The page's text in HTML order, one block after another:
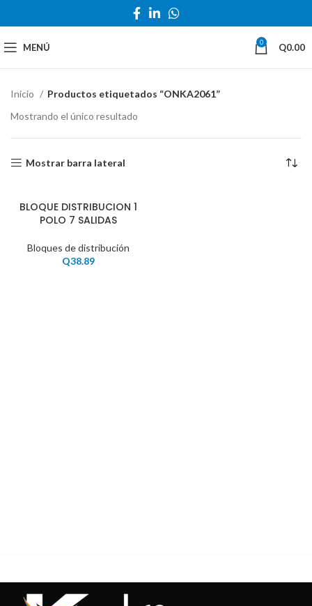
MENÚ 0 Q0.00
Inicio
Productos etiquetados “ONKA2061”
Mostrando el único resultado
Mostrar barra lateral
BLOQUE DISTRIBUCION 1
POLO 7 SALIDAS
Bloques de distribución
Q38.89